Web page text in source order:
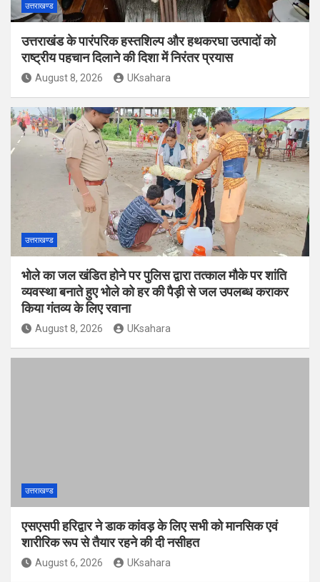
उत्तराखण्ड
उत्तराखंड के पारंपरिक हस्तशिल्प और हथकरघा उत्पादों को
राष्ट्रीय पहचान दिलाने की दिशा में निरंतर प्रयास
August 8, 2026 UKsahara
उत्तराखण्ड
भोले का जल खंडित होने पर पुलिस द्वारा तत्काल मौके पर शांति
व्यवस्था बनाते हुए भोले को हर की पैड़ी से जल उपलब्ध कराकर
किया गंतव्य के लिए रवाना
August 8, 2026 UKsahara
उत्तराखण्ड
एसएसपी हरिद्वार ने डाक कांवड़ के लिए सभी को मानसिक एवं
शारीरिक रूप से तैयार रहने की दी नसीहत
August 6, 2026 UKsahara